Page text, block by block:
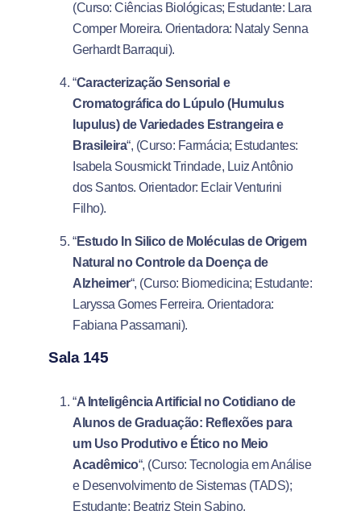
(Curso: Ciências Biológicas; Estudante: Lara
Comper Moreira. Orientadora: Nataly Senna
Gerhardt Barraqui).
“Caracterização Sensorial e
Cromatográfica do Lúpulo (Humulus
lupulus) de Variedades Estrangeira e
Brasileira“, (Curso: Farmácia; Estudantes:
Isabela Sousmickt Trindade, Luiz Antônio
dos Santos. Orientador: Eclair Venturini
Filho).
“Estudo In Silico de Moléculas de Origem
Natural no Controle da Doença de
Alzheimer“, (Curso: Biomedicina; Estudante:
Laryssa Gomes Ferreira. Orientadora:
Fabiana Passamani).
Sala 145
“A Inteligência Artificial no Cotidiano de
Alunos de Graduação: Reflexões para
um Uso Produtivo e Ético no Meio
Acadêmico“, (Curso: Tecnologia em Análise
e Desenvolvimento de Sistemas (TADS);
Estudante: Beatriz Stein Sabino.